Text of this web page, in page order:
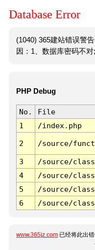
Database Error
(1040) 365建站错误警
因：1、数据库密码不对
PHP Debug
No. File
1
/index.php
2 /source/
3 /source/
4
/source/
5
/source/
6
/source/
www.365jz.com 已经将此出